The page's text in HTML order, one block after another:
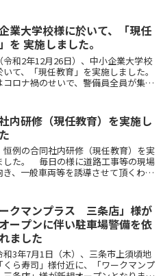
天気が心配されましたが、雨も雪も降
業大学校様に於いて、「現任
を 実施しました。
令和2年12月26日）、中小企業大学校
て、「現任教育」を実施しました。
コロナ禍のせいで、警備員全員が集ま
りますが、久しぶりに皆の顔を見...
内研修（現任教育）を実施し
恒例の合同社内研修（現任教育）を実
した。 毎日の様に道路工事等の現場
き、一般車両等を誘導させて頂くわけ
様に、各現場に於いての誘導方法等
ークマンプラス 三条店」様が
ープンに伴い駐車場警備を依
ました
和3年7月1日（木）、三条市上須頃地
くら寿司」様付近に、「ワークマンプ